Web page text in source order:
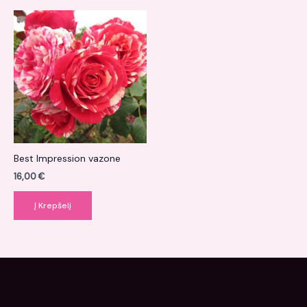
Best Impression vazone
16,00€
Į Krepšelį